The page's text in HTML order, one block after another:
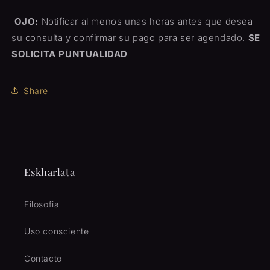
OJO: Notificar al menos unas horas antes que desea
su consulta y confirmar su pago para ser agendado. SE
SOLICITA PUNTUALIDAD
Share
Eskharlata
Filosofia
Uso consciente
Contacto